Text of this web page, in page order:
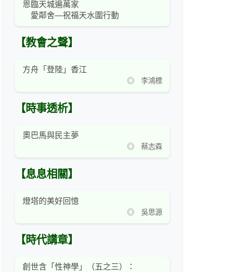
恩臨天城遍萬家
愛鄰舍—祝福天水圍行動
【教會之聲】
方舟「登陸」香江
◎ 李鴻標
【時事透析】
奧巴馬與民主夢
◎ 蔡志森
【息息相關】
燈塔的美好回憶
◎ 吳思源
【時代講章】
創世含「性神學」（五之三）：